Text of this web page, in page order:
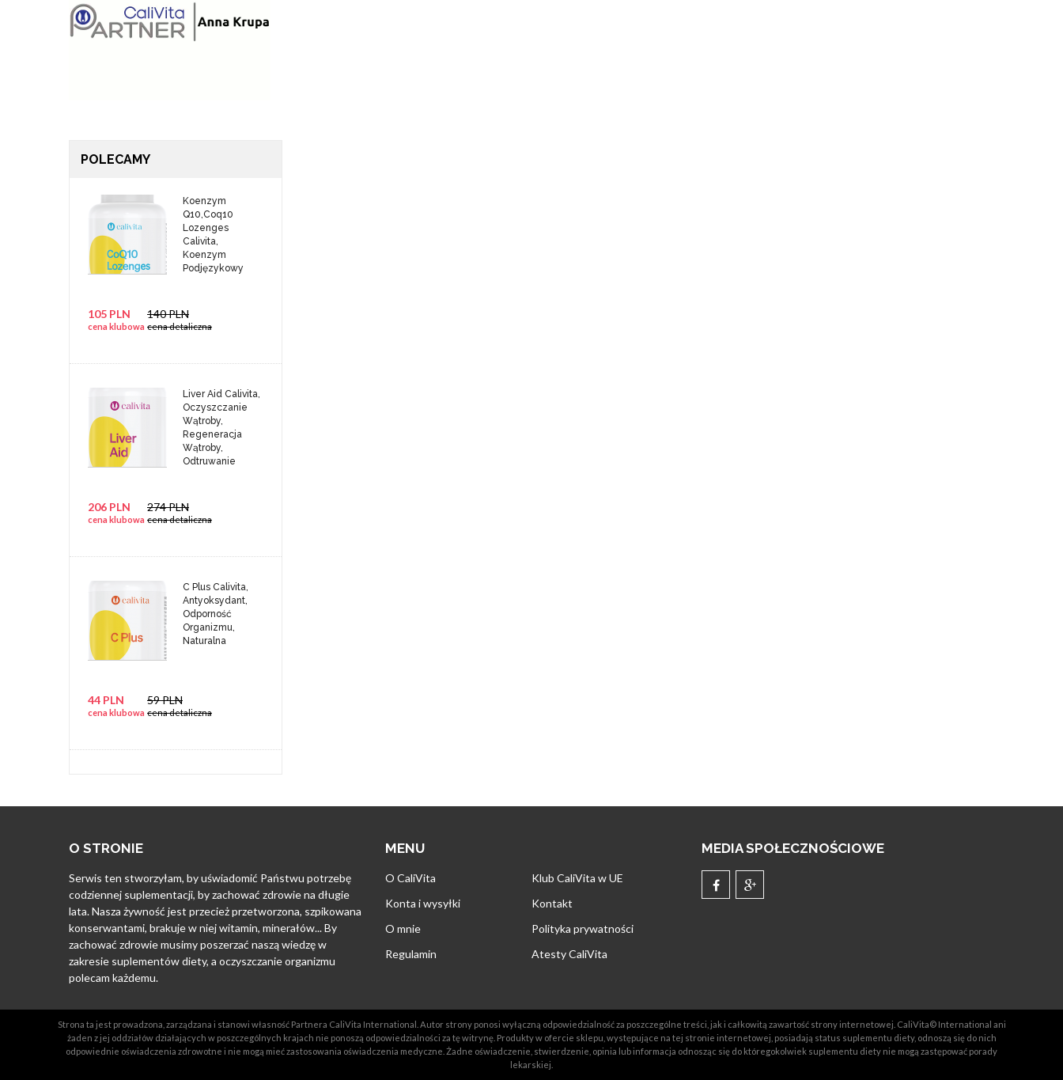
POLECAMY
Koenzym
Q10,Coq10
Lozenges
Calivita,
Koenzym
Podjęzykowy
105 PLN
cena klubowa
140 PLN
cena detaliczna
Liver Aid Calivita,
Oczyszczanie
Wątroby,
Regeneracja
Wątroby,
Odtruwanie
206 PLN
cena klubowa
274 PLN
cena detaliczna
C Plus Calivita,
Antyoksydant,
Odporność
Organizmu,
Naturalna
44 PLN
cena klubowa
59 PLN
cena detaliczna
O STRONIE
Serwis ten stworzyłam, by uświadomić Państwu potrzebę
codziennej suplementacji, by zachować zdrowie na długie
lata. Nasza żywność jest przecież przetworzona, szpikowana
konserwantami, brakuje w niej witamin, minerałów... By
zachować zdrowie musimy poszerzać naszą wiedzę w
zakresie suplementów diety, a oczyszczanie organizmu
polecam każdemu.
MENU
O CaliVita
Klub CaliVita w UE
Konta i wysyłki
Kontakt
O mnie
Polityka prywatności
Regulamin
Atesty CaliVita
MEDIA SPOŁECZNOŚCIOWE
Strona ta jest prowadzona, zarządzana i stanowi własność Partnera CaliVita International. Autor strony ponosi wyłączną odpowiedzialność za poszczególne treści, jak i całkowitą zawartość strony internetowej. CaliVita© International ani
żaden z jej oddziałów działających w poszczególnych krajach nie ponoszą odpowiedzialności za tę witrynę. Produkty w ofercie sklepu, występujące na tej stronie internetowej, posiadają status suplementu diety, odnoszą się do nich
odpowiednie oświadczenia zdrowotne i nie mogą mieć zastosowania oświadczenia medyczne. Żadne oświadczenie, stwierdzenie, opinia lub informacja odnosząc się do któregokolwiek suplementu diety nie mogą zastępować porady
lekarskiej.